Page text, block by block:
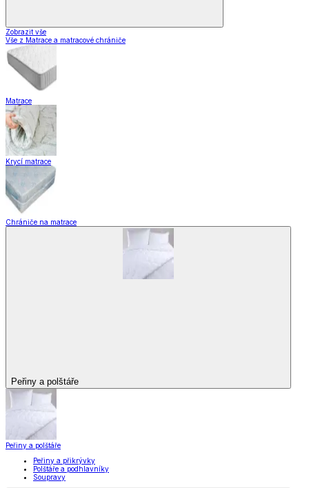
Zobrazit vše
Vše z Matrace a matracové chrániče
Matrace
Krycí matrace
Chrániče na matrace
Peřiny a polštáře
Peřiny a polštáře
Peřiny a přikrývky
Polštáře a podhlavníky
Soupravy